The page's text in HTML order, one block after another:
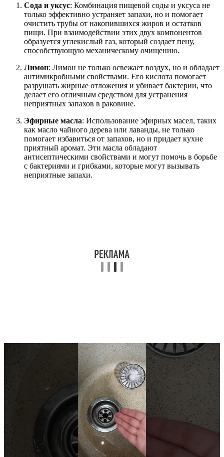
Сода и уксус: Комбинация пищевой соды и уксуса не
только эффективно устраняет запахи, но и помогает
очистить трубы от накопившихся жиров и остатков
пищи. При взаимодействии этих двух компонентов
образуется углекислый газ, который создает пену,
способствующую механическому очищению.
Лимон: Лимон не только освежает воздух, но и обладает
антимикробными свойствами. Его кислота помогает
разрушать жирные отложения и убивает бактерии, что
делает его отличным средством для устранения
неприятных запахов в раковине.
Эфирные масла: Использование эфирных масел, таких
как масло чайного дерева или лаванды, не только
помогает избавиться от запахов, но и придает кухне
приятный аромат. Эти масла обладают
антисептическими свойствами и могут помочь в борьбе
с бактериями и грибками, которые могут вызывать
неприятные запахи.